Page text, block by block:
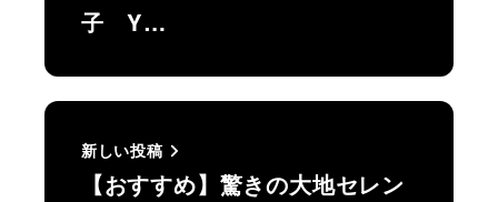
子 Y…
新しい投稿
【おすすめ】驚きの大地セレン